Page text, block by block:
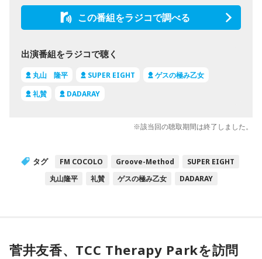
この番組をラジコで調べる
出演番組をラジコで聴く
丸山 隆平 SUPER EIGHT
ゲスの極み乙女
礼賛
DADARAY
※該当回の聴取期間は終了しました。
タグ FM COCOLO Groove-Method
SUPER EIGHT
丸山隆平
礼賛 ゲスの極み乙女 DADARAY
菅井友香、TCC Therapy Parkを訪問